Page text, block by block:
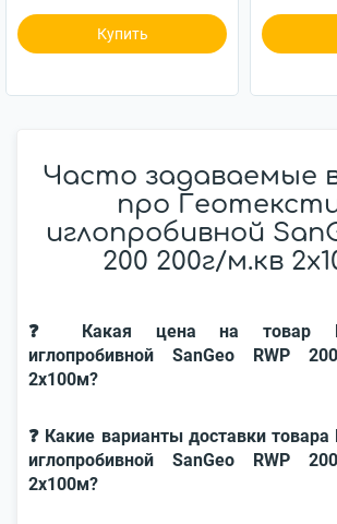
Купить
Часто задаваемые
про
иглопробивной
200 200г/м.кв
❓ Какая цена на товар
иглопробивной SanGeo RWP
2x100м?
❓ Какие варианты доставки товара
иглопробивной SanGeo RWP
2x100м?